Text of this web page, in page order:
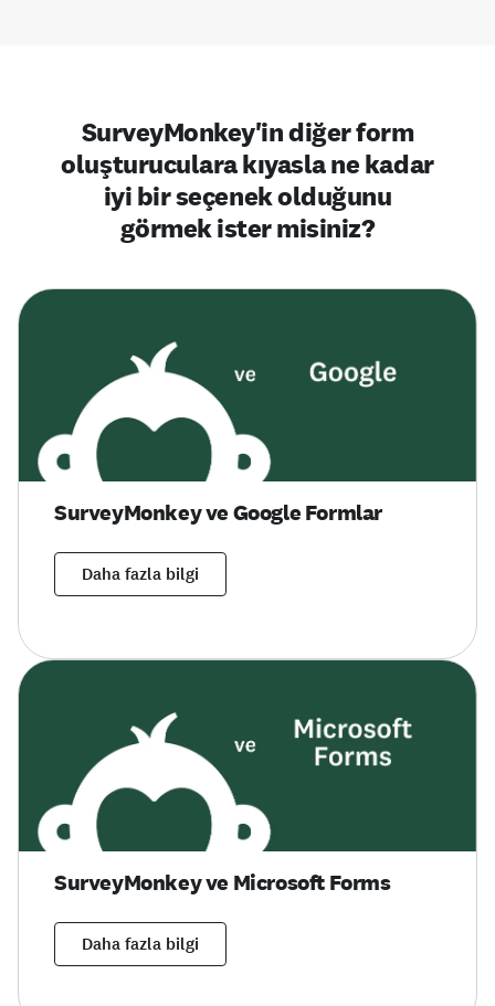
SurveyMonkey'in diğer form
oluşturuculara kıyasla ne kadar
iyi bir seçenek olduğunu
görmek ister misiniz?
SurveyMonkey ve Google Formlar
Daha fazla bilgi
SurveyMonkey ve Microsoft Forms
Daha fazla bilgi